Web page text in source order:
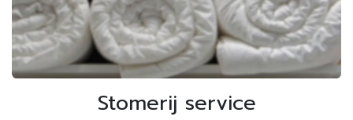
Stomerij service